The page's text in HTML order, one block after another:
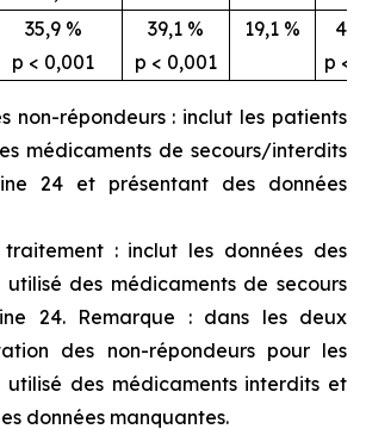
35,9 %
p < 0,001
39,1 %
p < 0,001
19,1 %
p <
non-répondeurs : inclut les patients
médicaments de secours/interdits
24 et présentant des données
: inclut les données des
des médicaments de secours
24. Remarque : dans les deux
des non-répondeurs pour les
des médicaments interdits et
données manquantes.